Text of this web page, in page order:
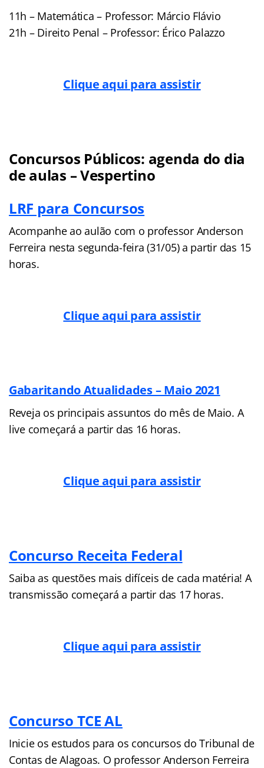
11h – Matemática – Professor: Márcio Flávio
21h – Direito Penal – Professor: Érico Palazzo
Clique aqui para assistir
Concursos Públicos: agenda do dia
de aulas – Vespertino
LRF para Concursos
Acompanhe ao aulão com o professor Anderson
Ferreira nesta segunda-feira (31/05) a partir das 15
horas.
Clique aqui para assistir
Gabaritando Atualidades – Maio 2021
Reveja os principais assuntos do mês de Maio. A
live começará a partir das 16 horas.
Clique aqui para assistir
Concurso Receita Federal
Saiba as questões mais difíceis de cada matéria! A
transmissão começará a partir das 17 horas.
Clique aqui para assistir
Concurso TCE AL
Inicie os estudos para os concursos do Tribunal de
Contas de Alagoas. O professor Anderson Ferreira